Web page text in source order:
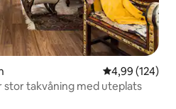
4,99 av 5 i
4,99 (124)
stor takvåning med uteplats